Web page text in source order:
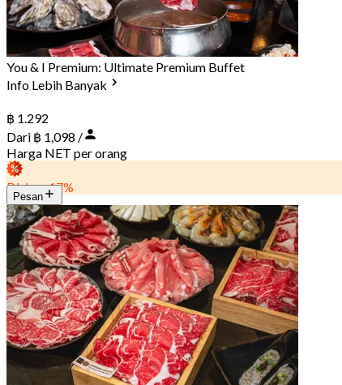
You & I Premium: Ultimate Premium Buffet
Info Lebih Banyak
฿ 1.292
Dari ฿ 1,098 /
Harga NET per orang
Diskon 17%
Pesan